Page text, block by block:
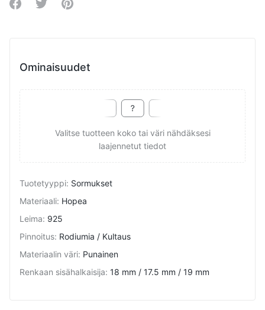
Share on Facebook
Share on Twitter
Share on Pinterest
Ominaisuudet
Valitse tuotteen koko tai väri nähdäksesi
laajennetut tiedot
Tuotetyyppi: Sormukset
Materiaali: Hopea
Leima: 925
Pinnoitus: Rodiumia / Kultaus
Materiaalin väri: Punainen
Renkaan sisähalkaisija: 18 mm / 17.5 mm / 19 mm